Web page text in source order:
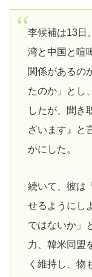
李候補は13日
湾と中国と喧
関係があるの
たのか」とし
したが、聞き
ざいます』と
かにした。
続いて、彼は
せるようにし
ではないか」
力、韓米同盟
く維持し、物